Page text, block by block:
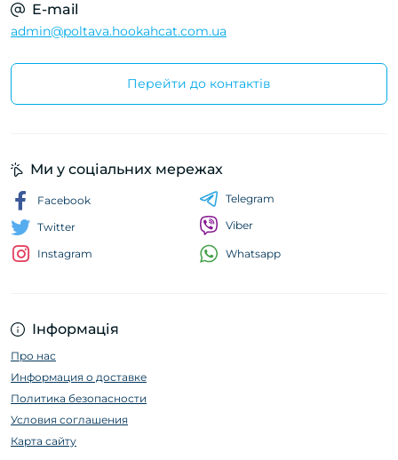
E-mail
admin@poltava.hookahcat.com.ua
Перейти до контактів
Інформація
Про нас
Информация о доставке
Политика безопасности
Условия соглашения
Карта сайту
Ми у соціальних мережах
Facebook
Twitter
Instagram
Telegram
Viber
Whatsapp